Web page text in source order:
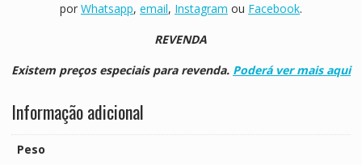
por Whatsapp, email, Instagram ou Facebook.
REVENDA
Existem preços especiais para revenda. Poderá ver mais aqui
Informação adicional
Peso